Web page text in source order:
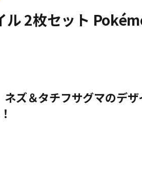
ル 2枚セット
ズ＆タチフサグマのデ